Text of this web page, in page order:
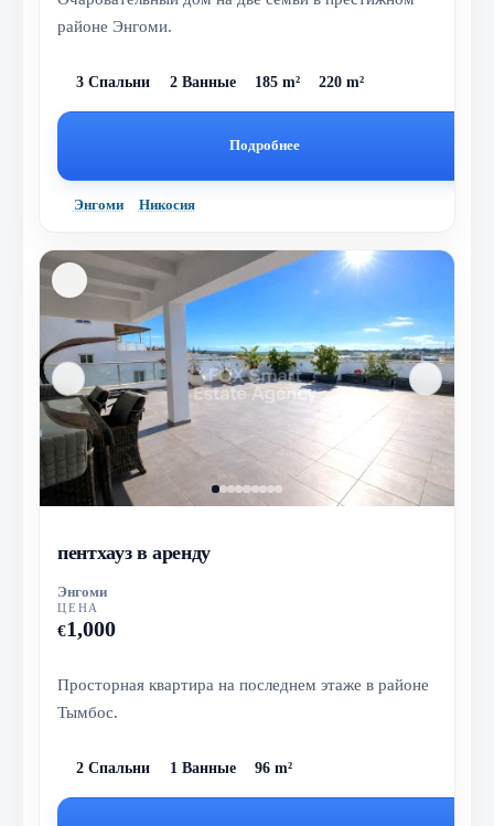
районе Энгоми.
3 Спальни 2 Ванные 185 m² 220 m²
Подробнее
Энгоми Никосия
пентхауз в аренду
Энгоми
ЦЕНА
€1,000
Просторная квартира на последнем этаже в районе
Тымбос.
2 Спальни 1 Ванные 96 m²